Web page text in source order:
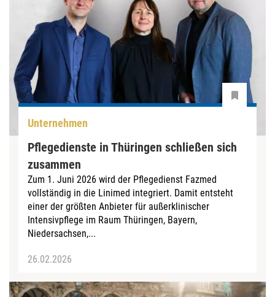
Unternehmen
Pflegedienste in Thüringen schließen sich
zusammen
Zum 1. Juni 2026 wird der Pflegedienst Fazmed
vollständig in die Linimed integriert. Damit entsteht
einer der größten Anbieter für außerklinischer
Intensivpflege im Raum Thüringen, Bayern,
Niedersachsen,...
26.02.2026